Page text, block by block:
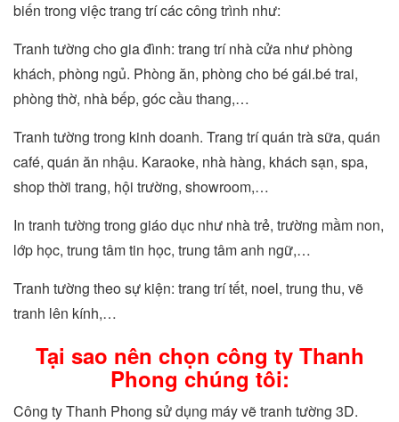
biến trong việc trang trí các công trình như:
Tranh tường cho gia đình: trang trí nhà cửa như phòng
khách, phòng ngủ. Phòng ăn, phòng cho bé gái.bé trai,
phòng thờ, nhà bếp, góc cầu thang,…
Tranh tường trong kinh doanh. Trang trí quán trà sữa, quán
café, quán ăn nhậu. Karaoke, nhà hàng, khách sạn, spa,
shop thời trang, hội trường, showroom,…
In tranh tường trong giáo dục như nhà trẻ, trường mầm non,
lớp học, trung tâm tin học, trung tâm anh ngữ,…
Tranh tường theo sự kiện: trang trí tết, noel, trung thu, vẽ
tranh lên kính,…
Tại sao nên chọn công ty Thanh
Phong chúng tôi:
Công ty Thanh Phong sử dụng máy vẽ tranh tường 3D.